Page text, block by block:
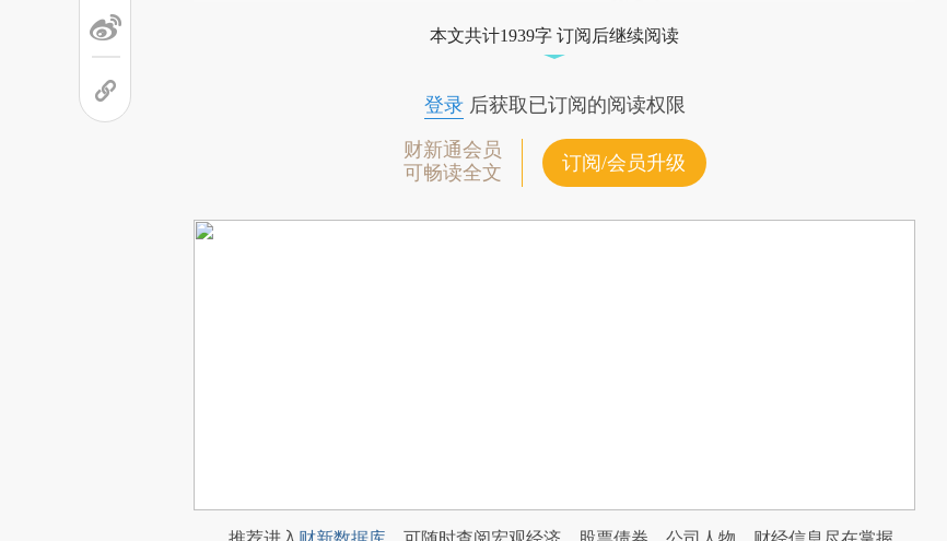
本文共计1939字 订阅后继续阅读
登录后获取已订阅的阅读权限
财新通会员
可畅读全文
订阅/会员升级